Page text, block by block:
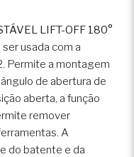
LIFT-OFF 180°
usada com a
Permite a montagem
de abertura de
aberta, a função
remover
A
do batente e da